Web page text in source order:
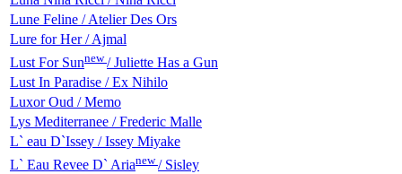
Lune Feline / Atelier Des Ors
Lure for Her / Ajmal
Lust For Sunnew/ Juliette Has a Gun
Lust In Paradise / Ex Nihilo
Luxor Oud / Memo
Lys Mediterranee / Frederic Malle
L` eau D`Issey / Issey Miyake
L` Eau Revee D` Arianew/ Sisley